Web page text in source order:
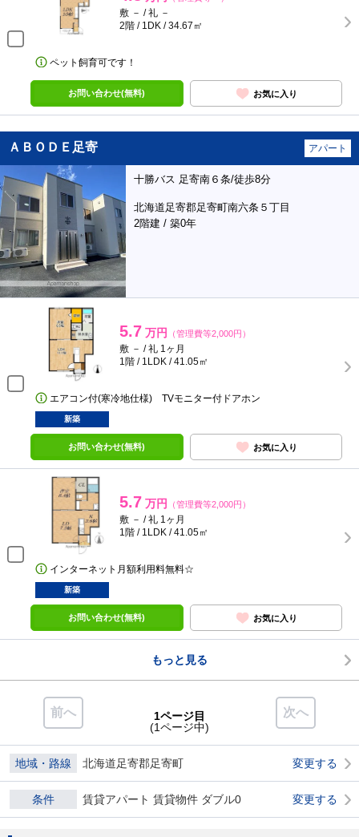
敷 － / 礼 －
2階 / 1DK / 34.67㎡
ペット飼育可です！
お問い合わせ(無料) お気に入り
ＡＢＯＤＥ足寄 アパート
十勝バス 足寄南６条/徒歩8分
北海道足寄郡足寄町南六条５丁目
2階建 / 築0年
5.7 万円 （管理費等2,000円）
敷 － / 礼 1ヶ月
1階 / 1LDK / 41.05㎡
エアコン付(寒冷地仕様) TVモニター付ドアホン
新築
お問い合わせ(無料) お気に入り
5.7 万円 （管理費等2,000円）
敷 － / 礼 1ヶ月
1階 / 1LDK / 41.05㎡
インターネット月額利用料無料☆
新築
お問い合わせ(無料) お気に入り
もっと見る
前へ 次へ
1ページ目
(1ページ中)
地域・路線 北海道足寄郡足寄町 変更する
条件 賃貸アパート 賃貸物件 ダブル0 変更する